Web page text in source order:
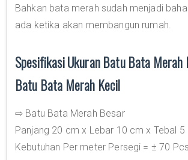
Bahkan bata merah sudah menjadi
ada ketika akan membangun rumah.
Spesifikasi Ukuran Batu Bata Merah
Batu Bata Merah Kecil
⇨ Batu Bata Merah Besar
Panjang 20 cm x Lebar 10 cm x Tebal 5
Kebutuhan Per meter Persegi = ± 70 Pcs